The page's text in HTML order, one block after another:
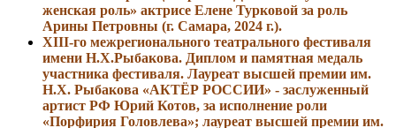
женская роль» актрисе Елене Турковой за роль
Арины Петровны (г. Самара, 2024 г.).
XIII-го межрегионального театрального фестиваля
имени Н.Х.Рыбакова. Диплом и памятная медаль
участника фестиваля. Лауреат высшей премии им.
Н.Х. Рыбакова «АКТЁР РОССИИ» - заслуженный
артист РФ Юрий Котов, за исполнение роли
«Порфирия Головлева»; лауреат высшей премии им.